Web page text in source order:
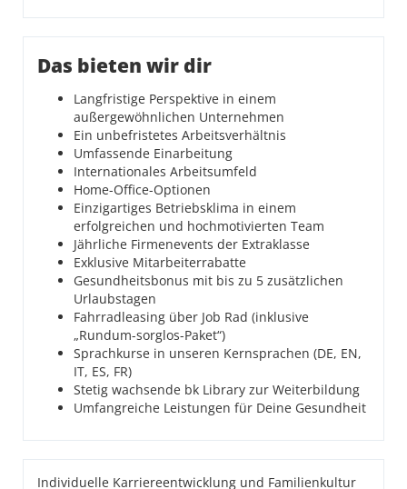
Das bieten wir dir
Langfristige Perspektive in einem
außergewöhnlichen Unternehmen
Ein unbefristetes Arbeitsverhältnis
Umfassende Einarbeitung
Internationales Arbeitsumfeld
Home-Office-Optionen
Einzigartiges Betriebsklima in einem
erfolgreichen und hochmotivierten Team
Jährliche Firmenevents der Extraklasse
Exklusive Mitarbeiterrabatte
Gesundheitsbonus mit bis zu 5 zusätzlichen
Urlaubstagen
Fahrradleasing über Job Rad (inklusive
„Rundum-sorglos-Paket“)
Sprachkurse in unseren Kernsprachen (DE, EN,
IT, ES, FR)
Stetig wachsende bk Library zur Weiterbildung
Umfangreiche Leistungen für Deine Gesundheit
Individuelle Karriereentwicklung und Familienkultur